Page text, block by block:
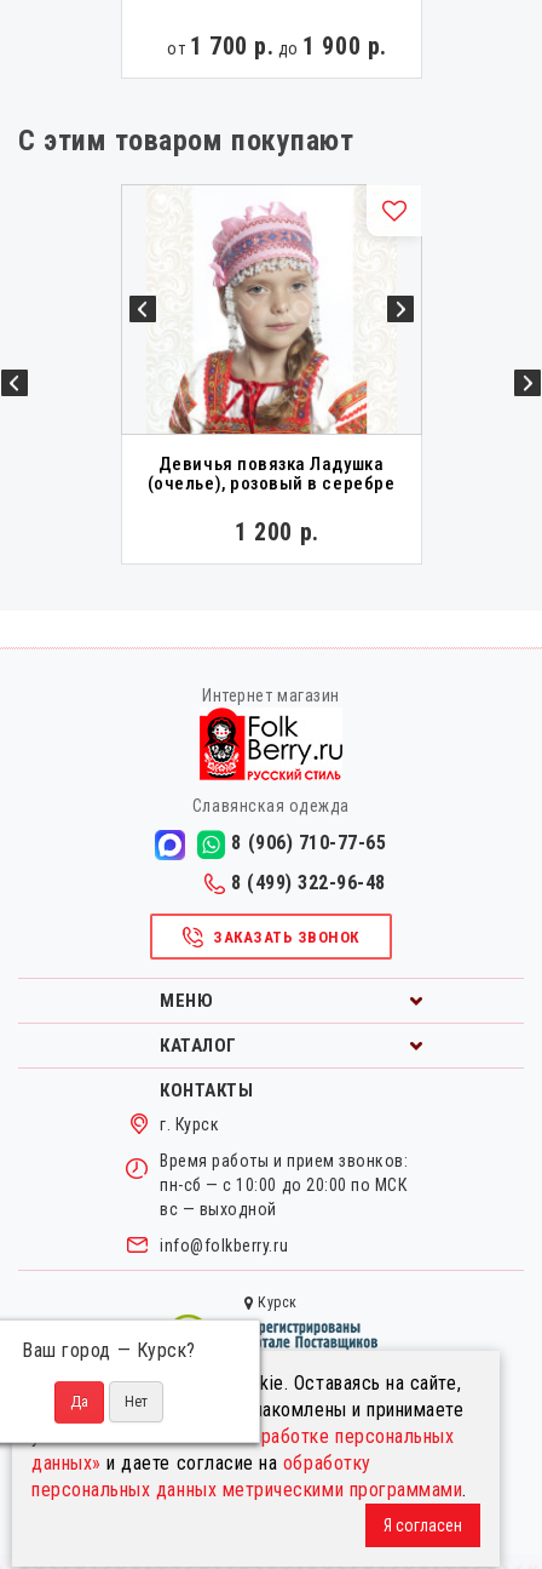
от 1 700 р. до 1 900 р.
С этим товаром покупают
Девичья повязка Ладушка
(очелье), розовый в серебре
1 200 р.
Мы используем файлы cookie. Оставаясь на сайте,
вы подтверждаете, что ознакомлены и принимаете
условия«Положения об обработке персональных
данных» и даете согласие на обработку
персональных данных метрическими программами.
Я согласен
Интернет магазин
Славянская одежда
8 (906) 710-77-65
8 (499) 322-96-48
ЗАКАЗАТЬ ЗВОНОК
МЕНЮ
КАТАЛОГ
КОНТАКТЫ
г. Курск
Время работы и прием звонков:
пн-сб — с 10:00 до 20:00 по МСК
вс — выходной
info@folkberry.ru
Курск
Ваш город — Курск?
Правовая информация.
Пользовательское соглашение.
Политика в отношении обработки персональных данных.
Информация на сайте не является публичной офертой
© FolkBerry.ru.
2014-2026. Все права защищены.